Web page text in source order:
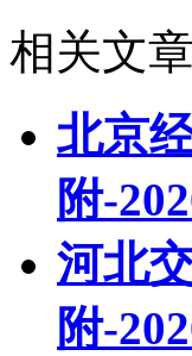
相关文章
北京
附-
河北
附-